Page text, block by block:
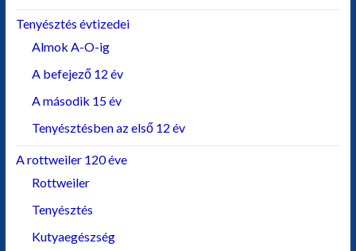
Tenyésztés évtizedei
Almok A-O-ig
A befejező 12 év
A második 15 év
Tenyésztésben az első 12 év
A rottweiler 120 éve
Rottweiler
Tenyésztés
Kutyaegészség